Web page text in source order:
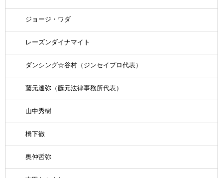
ジョージ・ワダ
レーズンダイナマイト
ダンシング☆谷村（ジンセイプロ代表）
藤元達弥（藤元法律事務所代表）
山中秀樹
橋下徹
奥仲哲弥